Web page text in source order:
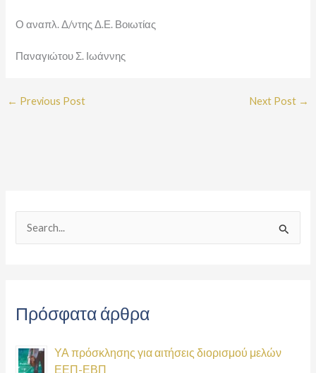
Ο αναπλ. Δ/ντης Δ.Ε. Βοιωτίας
Παναγιώτου Σ. Ιωάννης
← Previous Post Next Post →
c
f
Πρόσφατα άρθρα
ΥΑ πρόσκλησης για αιτήσεις διορισμού μελών
ΕΕΠ-ΕΒΠ